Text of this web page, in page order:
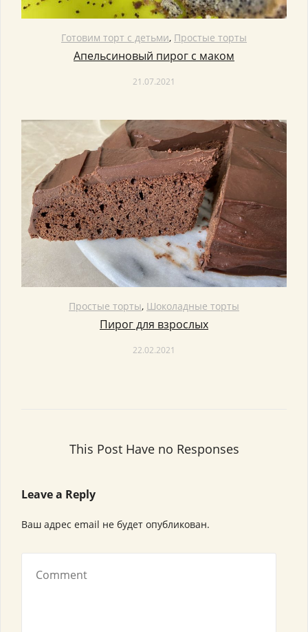
Готовим торт с детьми, Простые торты
Апельсиновый пирог с маком
21.07.2021
Простые торты, Шоколадные торты
Пирог для взрослых
22.02.2021
This Post Have no Responses
Leave a Reply
Ваш адрес email не будет опубликован.